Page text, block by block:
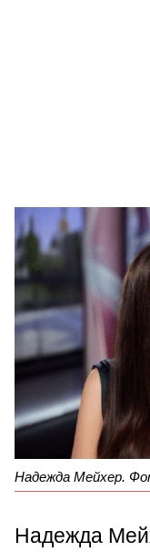
Надежда Мейхер.
Надежда